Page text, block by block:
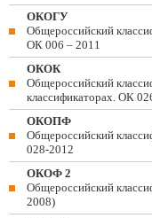
ОКОГУ
Общероссийский
ОК 006 – 2011
ОКОК
Общероссийский
классификаторах. ОК
ОКОПФ
Общероссийский
028-2012
ОКОФ 2
Общероссийский
2008)